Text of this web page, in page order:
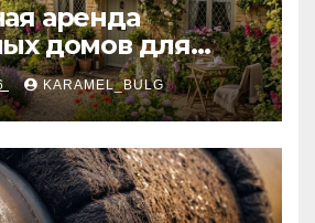
аренда
домов для
KARAMEL_BULG